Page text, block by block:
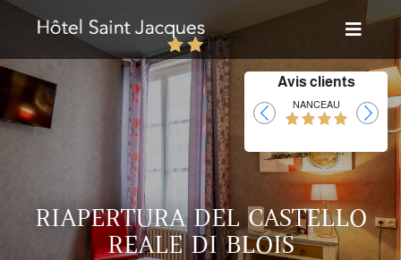
Avis clients
NANCEAU
RIAPERTURA DEL CASTELLO
REALE DI BLOIS